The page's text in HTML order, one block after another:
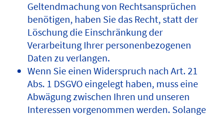
Geltendmachung von Rechtsansprüchen
benötigen, haben Sie das Recht, statt der
Löschung die Einschränkung der
Verarbeitung Ihrer personenbezogenen
Daten zu verlangen.
Wenn Sie einen Widerspruch nach Art. 21
Abs. 1 DSGVO eingelegt haben, muss eine
Abwägung zwischen Ihren und unseren
Interessen vorgenommen werden. Solange